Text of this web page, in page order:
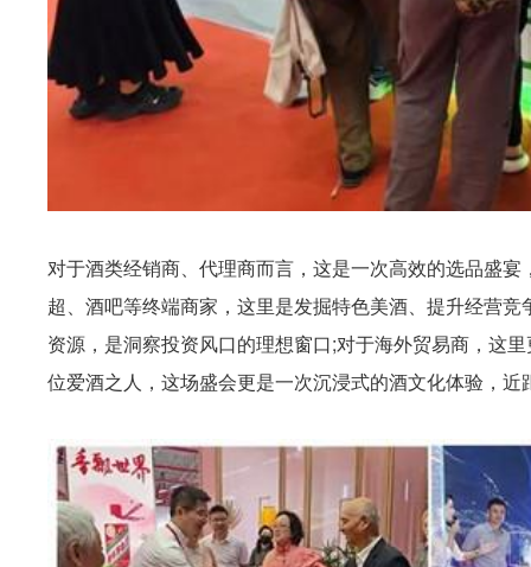
对于酒类经销商、代理商而言，这是一次高效的选品盛
超、酒吧等终端商家，这里是发掘特色美酒、提升经营
资源，是洞察投资风口的理想窗口;对于海外贸易商，这
位爱酒之人，这场盛会更是一次沉浸式的酒文化体验，